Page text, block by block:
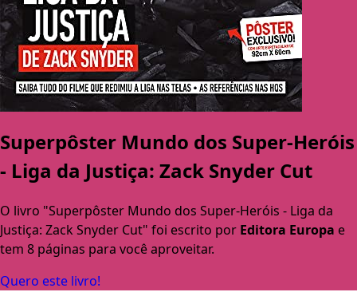
Superpôster Mundo dos Super-Heróis
- Liga da Justiça: Zack Snyder Cut
O livro "Superpôster Mundo dos Super-Heróis - Liga da
Justiça: Zack Snyder Cut" foi escrito por Editora Europa e
tem 8 páginas para você aproveitar.
Quero este livro!